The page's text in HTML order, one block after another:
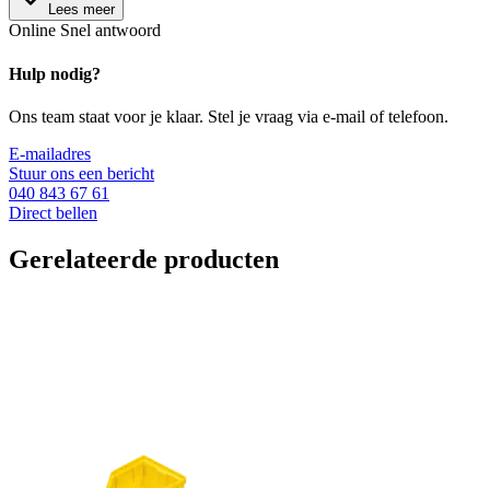
Lees meer
Online Snel antwoord
Hulp nodig?
Ons team staat voor je klaar. Stel je vraag via e-mail of telefoon.
E-mailadres
Stuur ons een bericht
040 843 67 61
Direct bellen
Gerelateerde producten